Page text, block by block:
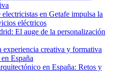
en Getafe impulsa la
eléctricos
El auge de la personalización
experiencia creativa y formativa
España
en España: Retos y